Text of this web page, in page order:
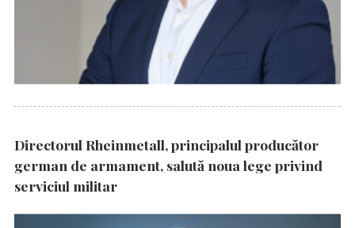
Directorul Rheinmetall, principalul producător
german de armament, salută noua lege privind
serviciul militar